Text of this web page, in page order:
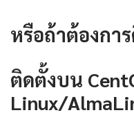
หรือถ้าต้องกา
ติดตั้งบน
Linux/